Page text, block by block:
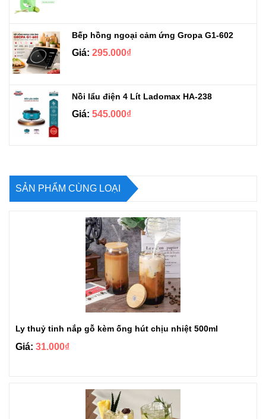
Bếp hồng ngoại cảm ứng Gropa G1-602
Giá: 295.000₫
Nồi lẩu điện 4 Lít Ladomax HA-238
Giá: 545.000₫
SẢN PHẨM CÙNG LOẠI
Ly thuỷ tinh nắp gỗ kèm ống hút chịu nhiệt 500ml
Giá: 31.000₫